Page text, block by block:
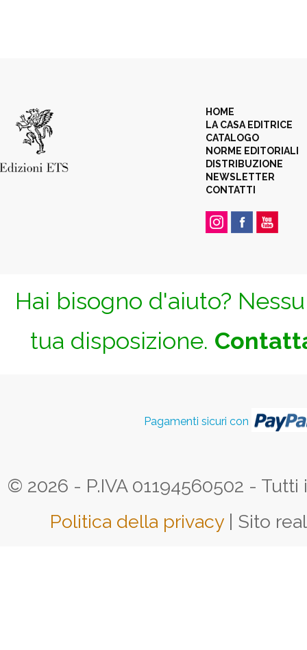
HOME
LA CASA EDITRICE
CATALOGO
NORME EDITORIALI
DISTRIBUZIONE
NEWSLETTER
CONTATTI
Hai bisogno d'aiuto?
tua disposizione.
Pagamenti sicuri con
© 2026 - P.IVA 01194560502 -
Politica della privacy | Sito